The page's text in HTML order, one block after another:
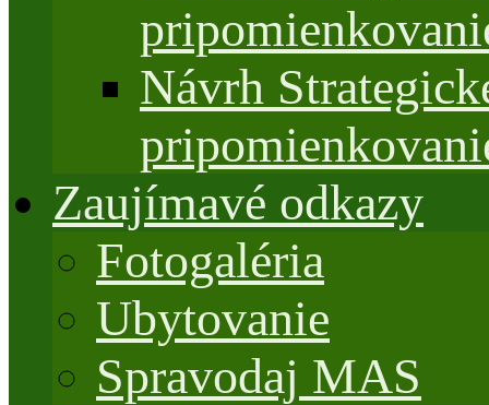
Návrh
Zaujímavé odkazy
Fotogaléria
Ubytovanie
Spravodaj MAS